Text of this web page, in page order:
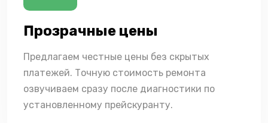
Прозрачные цены
Предлагаем честные цены без скрытых
платежей. Точную стоимость ремонта
озвучиваем сразу после диагностики по
установленному прейскуранту.